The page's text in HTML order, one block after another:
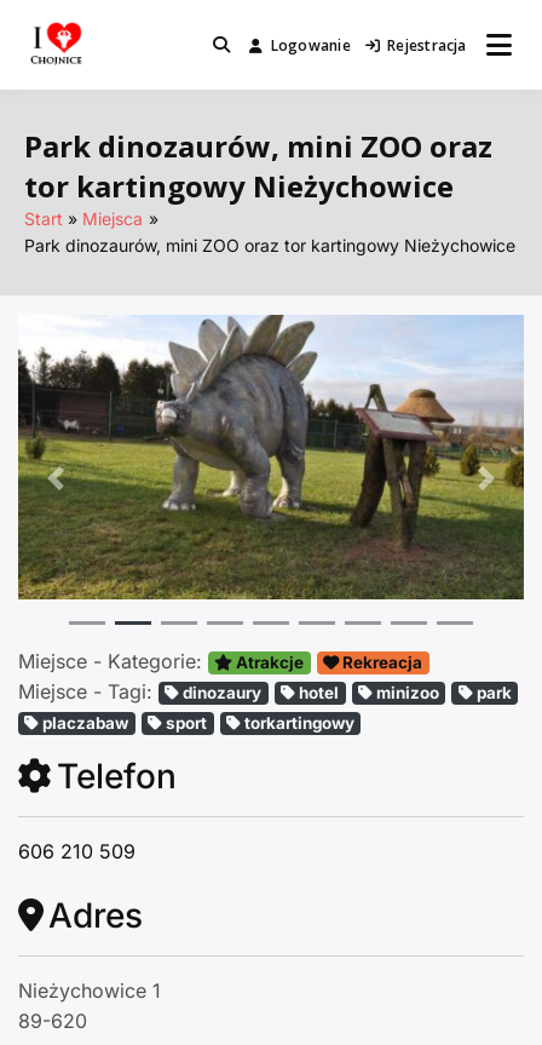
Miejsca które warto odwiedzić.
Logowanie Rejestracja
Park dinozaurów, mini ZOO oraz
tor kartingowy Nieżychowice
Start
Miejsca
Park dinozaurów, mini ZOO oraz tor kartingowy Nieżychowice
Poprzednie
Miejsce - Kategorie: Atrakcje Rekreacja
Miejsce - Tagi: dinozaury hotel minizoo
park
placzabaw
sport torkartingowy
Telefon
606 210 509
Adres
Nieżychowice 1
89-620